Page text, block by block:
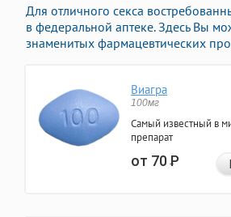
Для отличного секса
в федеральной аптеке. Здесь Вы
знаменитых фармацевтических
Виагра
100мг
Самый известный в
препарат
от 70Р